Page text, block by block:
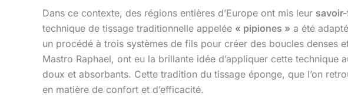
Dans ce contexte, des régions entières d’Europe ont mis leur
technique de tissage traditionnelle appelée « pipiones » a été
un procédé à trois systèmes de fils pour créer des boucles denses
Mastro Raphael, ont eu la brillante idée d’appliquer cette technique
doux et absorbants. Cette tradition du tissage éponge, que l’on
en matière de confort et d’efficacité.